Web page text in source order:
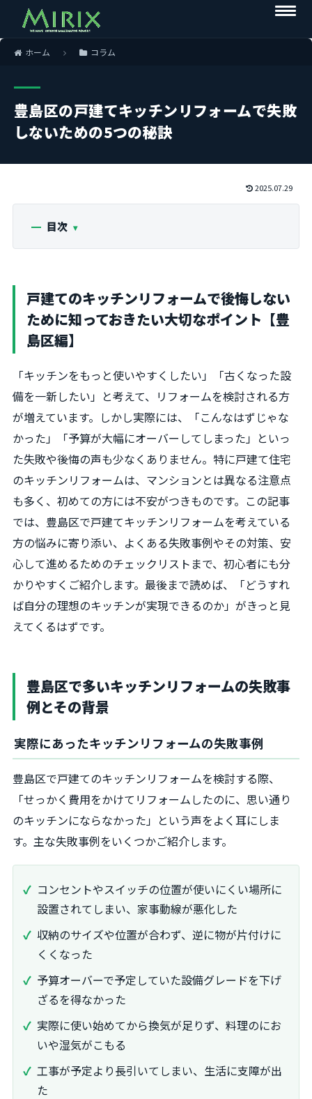
ホーム コラム
豊島区の戸建てキッチンリフォームで失敗
しないための5つの秘訣
2025.07.29
目次
戸建てのキッチンリフォームで後悔しない
ために知っておきたい大切なポイント【豊
島区編】
「キッチンをもっと使いやすくしたい」「古くなった設
備を一新したい」と考えて、リフォームを検討される方
が増えています。しかし実際には、「こんなはずじゃな
かった」「予算が大幅にオーバーしてしまった」といっ
た失敗や後悔の声も少なくありません。特に戸建て住宅
のキッチンリフォームは、マンションとは異なる注意点
も多く、初めての方には不安がつきものです。この記事
では、豊島区で戸建てキッチンリフォームを考えている
方の悩みに寄り添い、よくある失敗事例やその対策、安
心して進めるためのチェックリストまで、初心者にも分
かりやすくご紹介します。最後まで読めば、「どうすれ
ば自分の理想のキッチンが実現できるのか」がきっと見
えてくるはずです。
豊島区で多いキッチンリフォームの失敗事
例とその背景
実際にあったキッチンリフォームの失敗事例
豊島区で戸建てのキッチンリフォームを検討する際、
「せっかく費用をかけてリフォームしたのに、思い通り
のキッチンにならなかった」という声をよく耳にしま
す。主な失敗事例をいくつかご紹介します。
コンセントやスイッチの位置が使いにくい場所に
設置されてしまい、家事動線が悪化した
収納のサイズや位置が合わず、逆に物が片付けに
くくなった
予算オーバーで予定していた設備グレードを下げ
ざるを得なかった
実際に使い始めてから換気が足りず、料理のにお
いや湿気がこもる
工事が予定より長引いてしまい、生活に支障が出
た